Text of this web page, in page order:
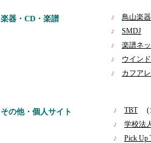
楽器・CD・楽譜 ♪ 鳥山楽器
♪ SMDJ
♪ 楽譜ネ
♪ ウイン
♪ カフア
その他・個人サイト ♪ TBT(コ
♪ 学校法
♪ Pick Up